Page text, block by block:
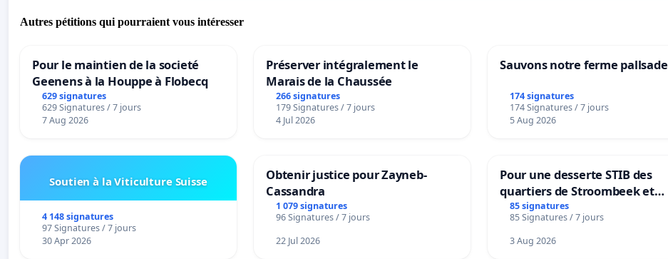
Autres pétitions qui pourraient vous intéresser
Pour le maintien de la societé
Geenens à la Houppe à Flobecq
629 signatures
629 Signatures / 7 jours
7 Aug 2026
Préserver intégralement le
Marais de la Chaussée
266 signatures
179 Signatures / 7 jours
4 Jul 2026
Sauvons notre ferme pallsade
174 signatures
174 Signatures / 7 jours
5 Aug 2026
Soutien à la Viticulture Suisse
4 148 signatures
97 Signatures / 7 jours
30 Apr 2026
Obtenir justice pour Zayneb-
Cassandra
1 079 signatures
96 Signatures / 7 jours
22 Jul 2026
Pour une desserte STIB des
quartiers de Stroombeek et
Beauval - Voor een MIVB-
bediening van de wijken
Strombeek en Het Voor
85 signatures
85 Signatures / 7 jours
3 Aug 2026